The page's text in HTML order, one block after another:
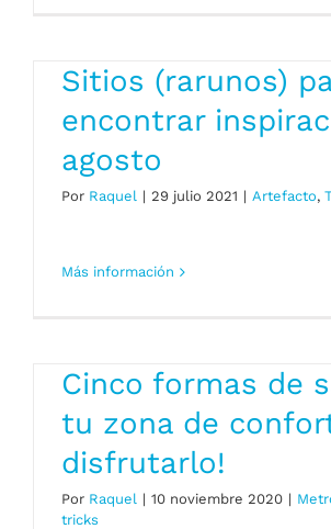
Sitios (rarunos)
encontrar
agosto
Por Raquel | 29 julio 2021 | Artefacto,
Más información
Cinco formas de
tu zona de
disfrutarlo!
Por Raquel | 10 noviembre 2020 |
tricks